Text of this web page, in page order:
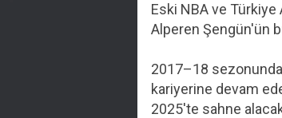
Eski NBA ve Türkiye
Alperen Şengün'ün
2017–18
kariyerine devam
2025'te sahne